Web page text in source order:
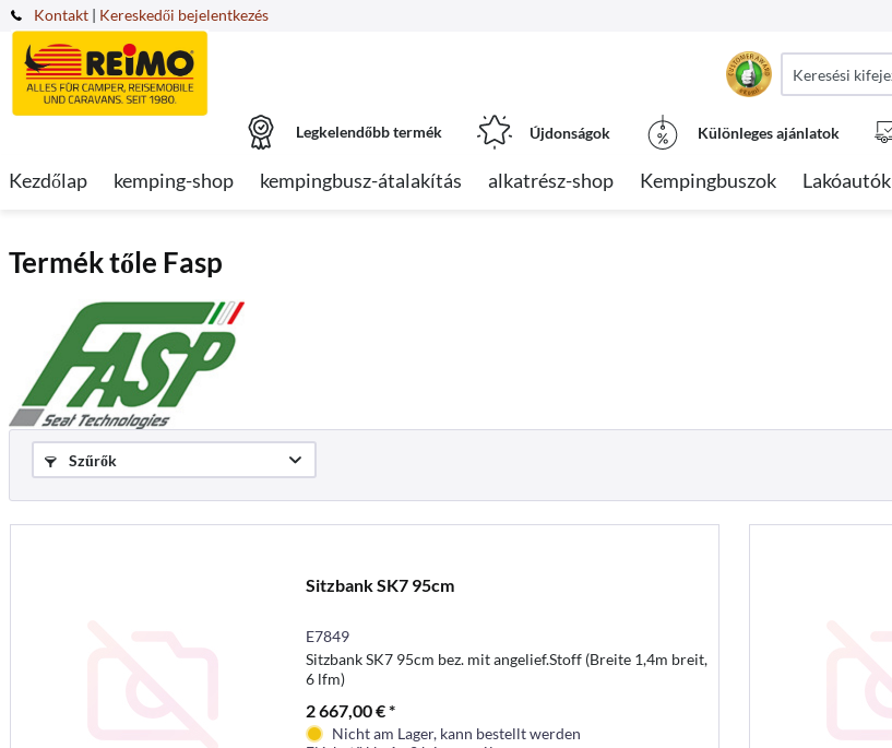
Kontakt | Kereskedői bejelentkezés
Legkelendőbb termék Újdonságok Különleges ajánlatok
Kezdőlap kemping-shop kempingbusz-átalakítás alkatrész-shop Kempingbuszok Lakóautók
Termék tőle Fasp
Szűrők
Sitzbank SK7 95cm
E7849
Sitzbank SK7 95cm bez. mit angelief.Stoff (Breite 1,4m breit,
6 lfm)
2 667,00 € *
Nicht am Lager, kann bestellt werden